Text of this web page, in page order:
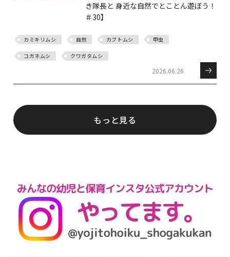
き隊長と 身近な自然でとことん遊ぼう！
＃30】
カミキリムシ 自然 カブトムシ 甲虫
コガネムシ クワガタムシ
2026.06.26
もっと見る